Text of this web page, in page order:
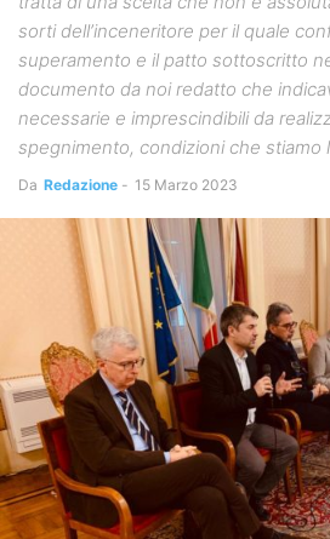
sorti dell’inceneritore per il quale
superamento e il patto sottoscritto
documento da noi redatto che
necessarie e imprescindibili da
spegnimento, condizioni che stiamo
Da Redazione - 15 Marzo 2023